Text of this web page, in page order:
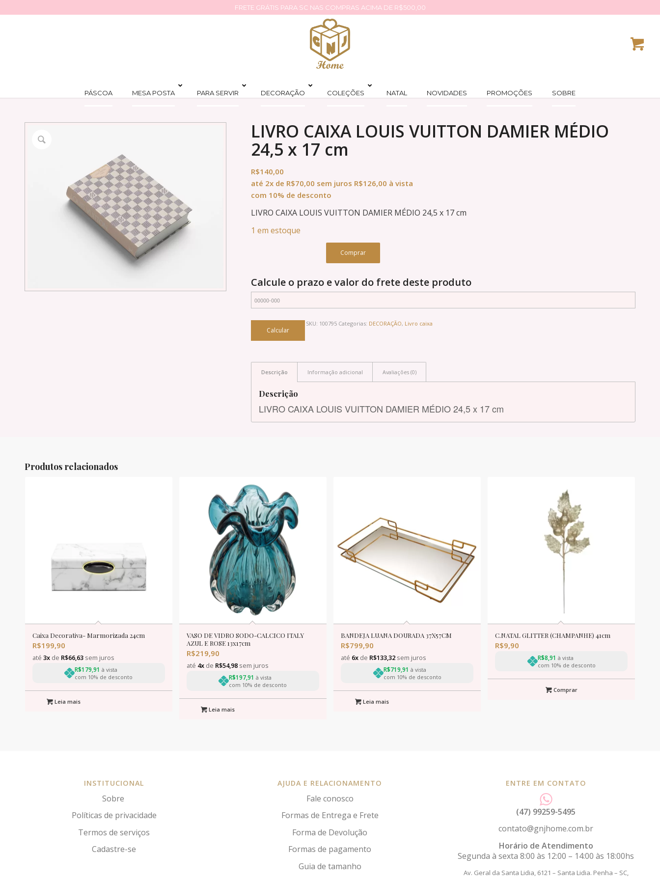
FRETE GRÁTIS PARA SC NAS COMPRAS ACIMA DE R$500,00
PÁSCOA MESA POSTA PARA SERVIR DECORAÇÃO COLEÇÕES NATAL NOVIDADES PROMOÇÕES SOBRE
LIVRO CAIXA LOUIS VUITTON DAMIER MÉDIO
24,5 x 17 cm
R$140,00
até 2xde R$70,00 sem juros R$126,00 à vista
com 10% de desconto
LIVRO CAIXA LOUIS VUITTON DAMIER MÉDIO 24,5 x 17 cm
1 em estoque
Comprar
Calcule o prazo e valor do frete deste produto
SKU: 100795 Categorias: DECORAÇÃO, Livro caixa
Descrição Informação adicional Avaliações (0)
Descrição
LIVRO CAIXA LOUIS VUITTON DAMIER MÉDIO 24,5 x 17 cm
Produtos relacionados
Caixa Decorativa- Marmorizada 24cm
R$199,90
até 3x de R$66,63 sem juros
R$179,91 à vista
com 10% de desconto
Leia mais
VASO DE VIDRO SODO-CALCICO ITALY
AZUL E ROSE 13x17cm
R$219,90
até 4x de R$54,98 sem juros
R$197,91 à vista
com 10% de desconto
Leia mais
BANDEJA LUANA DOURADA 37X57CM
R$799,90
até 6x de R$133,32 sem juros
R$719,91 à vista
com 10% de desconto
Leia mais
C.NATAL GLITTER (CHAMPANHE) 41cm
R$9,90
R$8,91 à vista
com 10% de desconto
Comprar
INSTITUCIONAL
Sobre
Políticas de privacidade
Termos de serviços
Cadastre-se
AJUDA E RELACIONAMENTO
Fale conosco
Formas de Entrega e Frete
Forma de Devolução
Formas de pagamento
Guia de tamanho
ENTRE EM CONTATO
(47) 99259-5495
contato@gnjhome.com.br
Horário de Atendimento
Segunda à sexta 8:00 às 12:00 – 14:00 às 18:00hs
Av. Geral da Santa Lidia, 6121 – Santa Lidia. Penha – SC,